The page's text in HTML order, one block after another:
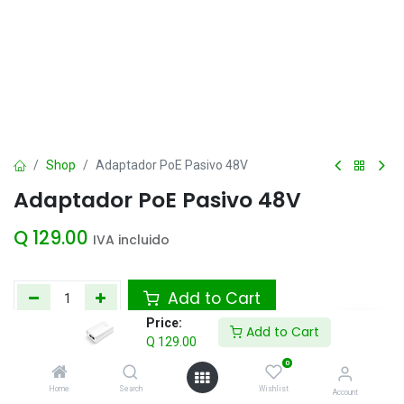
Price:
Q 129.00
Add to Cart
Home Search
0
Wishlist Account
Shop Adaptador PoE Pasivo 48V
Adaptador PoE Pasivo 48V
Q 129.00 IVA incluido
Add to Cart
Agregar a la lista de deseos